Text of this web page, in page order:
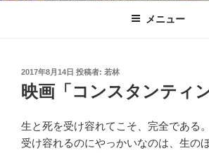
メニュー
投
稿
日:
2017年8月14日 投稿者: 若林
映画「コンスタンティン
生と死を受け容れてこそ、完全である。
受け容れるのにやっかいなのは、生のほ